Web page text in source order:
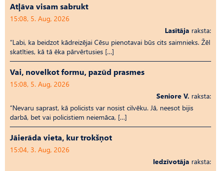
Atļāva visam sabrukt
15:08, 5. Aug, 2026
Lasītāja raksta:
“Labi, ka beidzot kādreizējai Cēsu pienotavai būs cits saimnieks. Žēl
skatīties, kā tā ēka pārvērtusies […]
Vai, novelkot formu, pazūd prasmes
15:08, 5. Aug, 2026
Seniore V. raksta:
“Nevaru saprast, kā policists var nosist cilvēku. Jā, neesot bijis
darbā, bet vai policistiem neiemāca, […]
Jāierāda vieta, kur trokšņot
15:04, 3. Aug, 2026
Iedzīvotāja raksta: